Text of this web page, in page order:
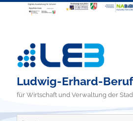
Ludwig-Erhard-
für Wirtschaft und Verwaltung der